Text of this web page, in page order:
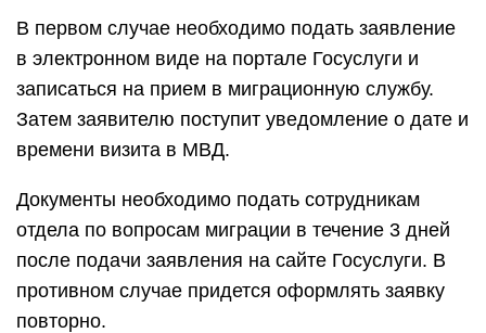
В первом случае необходимо подать заявление
в электронном виде на портале Госуслуги и
записаться на прием в миграционную службу.
Затем заявителю поступит уведомление о дате и
времени визита в МВД.
Документы необходимо подать сотрудникам
отдела по вопросам миграции в течение 3 дней
после подачи заявления на сайте Госуслуги. В
противном случае придется оформлять заявку
повторно.